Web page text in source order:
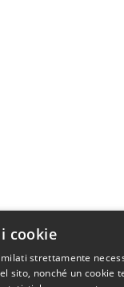
cookie
strettamente
sito, nonché un cookie